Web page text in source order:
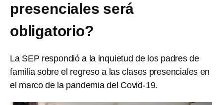
presenciales será
obligatorio?
La SEP respondió a la inquietud de los padres de
familia sobre el regreso a las clases presenciales en
el marco de la pandemia del Covid-19.